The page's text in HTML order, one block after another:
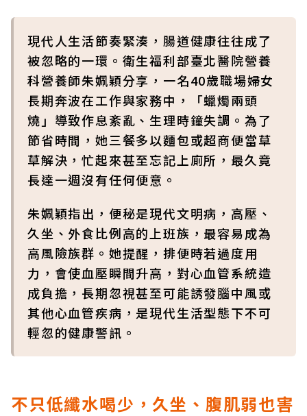
現代人生活節奏緊湊，腸道健康往往成了
被忽略的一環。衛生福利部臺北醫院營養
科營養師朱姵穎分享，一名40歲職場婦女
長期奔波在工作與家務中，「蠟燭兩頭
燒」導致作息紊亂、生理時鐘失調。為了
節省時間，她三餐多以麵包或超商便當草
草解決，忙起來甚至忘記上廁所，最久竟
長達一週沒有任何便意。
朱姵穎指出，便秘是現代文明病，高壓、
久坐、外食比例高的上班族，最容易成為
高風險族群。她提醒，排便時若過度用
力，會使血壓瞬間升高，對心血管系統造
成負擔，長期忽視甚至可能誘發腦中風或
其他心血管疾病，是現代生活型態下不可
輕忽的健康警訊。
不只低纖水喝少，久坐、腹肌弱也害